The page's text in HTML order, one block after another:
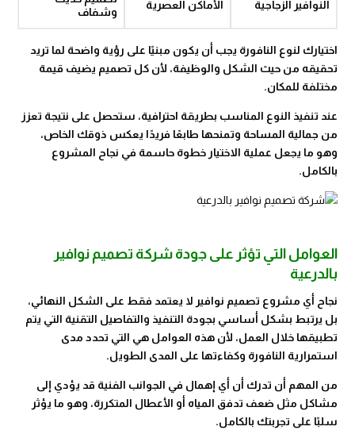
النوافير الزجاجية الأماكن العصرية
وشفاف
اختيارك لنوع النافورة يجب أن يكون مبنيًا على رؤية واضحة لما تريد
تحقيقه من حيث الشكل والوظيفة، لأن كل تصميم يضيف قيمة
مختلفة للمكان.
عند تنفيذ النوع المناسب بطريقة احترافية، ستحصل على نتيجة تعزز
من جمالية المساحة وتمنحها طابعًا فريدًا يعكس ذوقك الخاص،
وهو ما يجعل عملية الاختيار خطوة حاسمة في نجاح المشروع
بالكامل.
العوامل التي تؤثر على جودة شركة تصميم نوافير
بالدرعية
نجاح أي مشروع تصميم نوافير لا يعتمد فقط على الشكل النهائي،
بل يرتبط بشكل أساسي بجودة التنفيذ والتفاصيل التقنية التي يتم
تطبيقها خلال العمل، لأن هذه العوامل هي التي تحدد مدى
استمرارية النافورة وكفاءتها على المدى الطويل.
من المهم أن تدرك أن أي إهمال في الجوانب الفنية قد يؤدي إلى
مشاكل مثل ضعف تدفق المياه أو الأعطال المتكررة، وهو ما يؤثر
سلبًا على تجربتك بالكامل.